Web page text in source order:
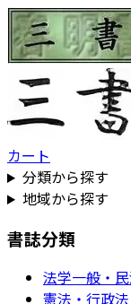
カート
分類から探す
地域から探す
書誌分類
法学一般・
憲法・行政